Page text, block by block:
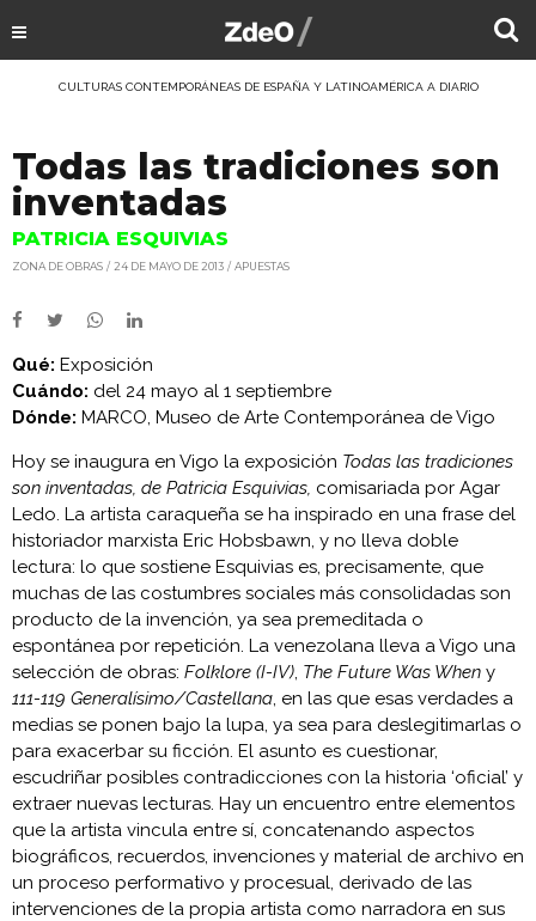
CULTURAS CONTEMPORÁNEAS DE ESPAÑA Y LATINOAMÉRICA A DIARIO
Todas las tradiciones son
inventadas
PATRICIA ESQUIVIAS
ZONA DE OBRAS 24 DE MAYO DE 2013 APUESTAS
Qué: Exposición
Cuándo: del 24 mayo al 1 septiembre
Dónde: MARCO, Museo de Arte Contemporánea de Vigo
Hoy se inaugura en Vigo la exposición Todas las tradiciones
son inventadas, de Patricia Esquivias, comisariada por Agar
Ledo. La artista caraqueña se ha inspirado en una frase del
historiador marxista Eric Hobsbawn, y no lleva doble
lectura: lo que sostiene Esquivias es, precisamente, que
muchas de las costumbres sociales más consolidadas son
producto de la invención, ya sea premeditada o
espontánea por repetición. La venezolana lleva a Vigo una
selección de obras: Folklore (I-IV), The Future Was When y
111-119 Generalísimo/Castellana, en las que esas verdades a
medias se ponen bajo la lupa, ya sea para deslegitimarlas o
para exacerbar su ficción. El asunto es cuestionar,
escudriñar posibles contradicciones con la historia ‘oficial’ y
extraer nuevas lecturas. Hay un encuentro entre elementos
que la artista vincula entre sí, concatenando aspectos
biográficos, recuerdos, invenciones y material de archivo en
un proceso performativo y procesual, derivado de las
intervenciones de la propia artista como narradora en sus